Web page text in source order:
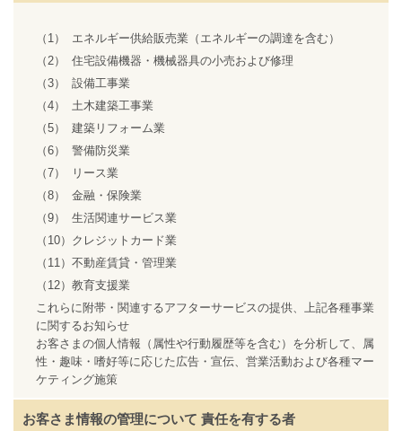
（1）
エネルギー供給販売業（エネルギーの調達を含む）
（2）
住宅設備機器・機械器具の小売および修理
（3）
設備工事業
（4）
土木建築工事業
（5）
建築リフォーム業
（6）
警備防災業
（7）
リース業
（8）
金融・保険業
（9）
生活関連サービス業
（10） クレジットカード業
（11） 不動産賃貸・管理業
（12） 教育支援業
これらに附帯・関連するアフターサービスの提供、上記各種事業
に関するお知らせ
お客さまの個人情報（属性や行動履歴等を含む）を分析して、属
性・趣味・嗜好等に応じた広告・宣伝、営業活動および各種マー
ケティング施策
お客さま情報の管理について 責任を有する者